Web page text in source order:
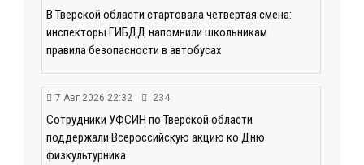
В Тверской области стартовала четвертая смена:
инспекторы ГИБДД напомнили школьникам
правила безопасности в автобусах
7 Авг 2026 22:32 234
Сотрудники УФСИН по Тверской области
поддержали Всероссийскую акцию ко Дню
физкультурника